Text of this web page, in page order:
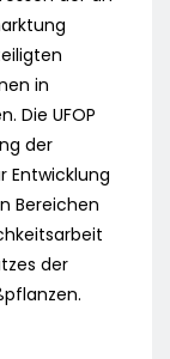
in
Die UFOP
der
Entwicklung
Bereichen
der